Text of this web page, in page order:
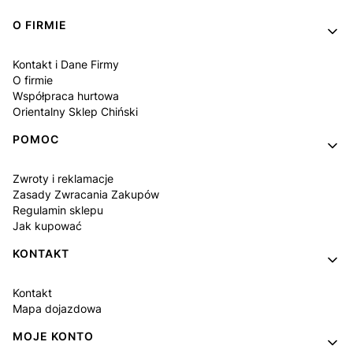
Linki w stopce
O FIRMIE
Kontakt i Dane Firmy
O firmie
Współpraca hurtowa
Orientalny Sklep Chiński
POMOC
Zwroty i reklamacje
Zasady Zwracania Zakupów
Regulamin sklepu
Jak kupować
KONTAKT
Kontakt
Mapa dojazdowa
MOJE KONTO